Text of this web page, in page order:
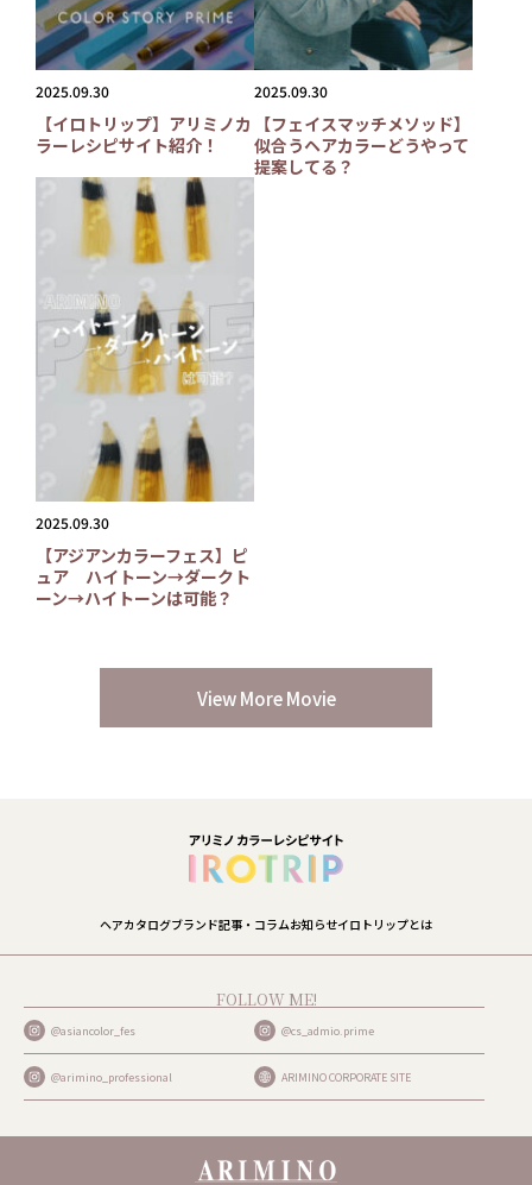
2025.09.30
【イロトリップ】アリミノカ
ラーレシピサイト紹介！
2025.09.30
【フェイスマッチメソッド】
似合うヘアカラーどうやって
提案してる？
2025.09.30
【アジアンカラーフェス】ピ
ュア ハイトーン→ダークト
ーン→ハイトーンは可能？
View More Movie
ヘアカタログブランド記事・コラムお知らせイロトリップとは
FOLLOW ME!
@asiancolor_fes @cs_admio.prime
@arimino_professional ARIMINO CORPORATE SITE